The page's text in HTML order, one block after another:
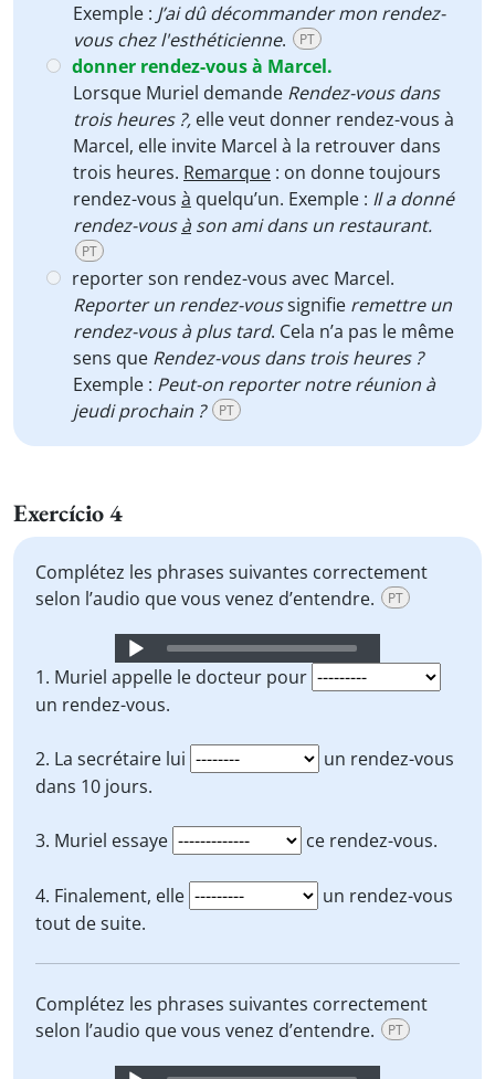
Exemple : J’ai dû décommander mon rendez-
vous chez l'esthéticienne. PT
donner rendez-vous à Marcel.
Lorsque Muriel demande Rendez-vous dans
trois heures ?, elle veut donner rendez-vous à
Marcel, elle invite Marcel à la retrouver dans
trois heures. Remarque : on donne toujours
rendez-vous à quelqu’un. Exemple : Il a donné
rendez-vousàson ami dans un restaurant.
PT
reporter son rendez-vous avec Marcel.
Reporter un rendez-voussignifie remettre un
rendez-vous à plus tard. Cela n’a pas le même
sens que Rendez-vous dans trois heures ?
Exemple : Peut-on reporter notre réunion à
jeudi prochain ?
PT
Exercício 4
Complétez les phrases suivantes correctement
selon l’audio que vous venez d’entendre.
PT
Audio
Player
1. Muriel appelle le docteur pour
un rendez-vous.
2. La secrétaire lui
un rendez-vous
dans 10 jours.
3. Muriel essaye ce rendez-vous.
4. Finalement, elle
un rendez-vous
tout de suite.
Complétez les phrases suivantes correctement
selon l’audio que vous venez d’entendre.
PT